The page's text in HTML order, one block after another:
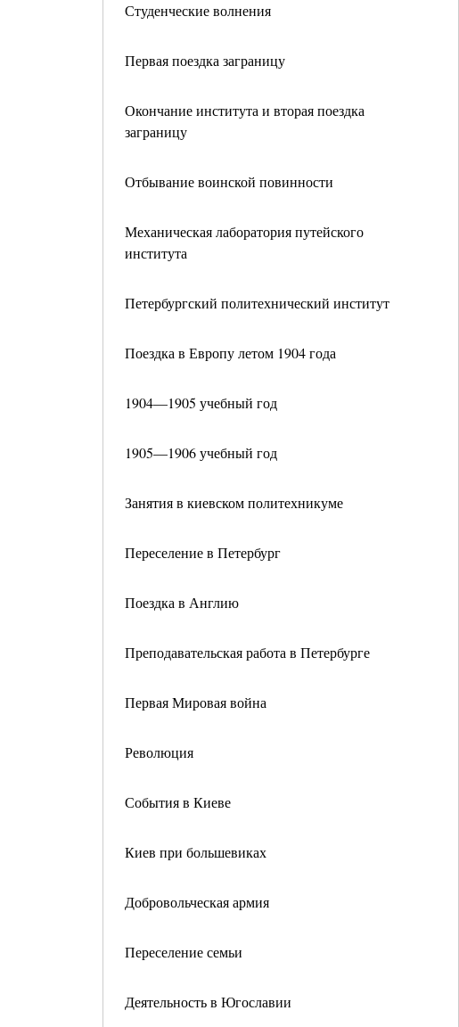
Студенческие волнения
Первая поездка заграницу
Окончание института и вторая поездка
заграницу
Отбывание воинской повинности
Механическая лаборатория путейского
института
Петербургский политехнический институт
Поездка в Европу летом 1904 года
1904—1905 учебный год
1905—1906 учебный год
Занятия в киевском политехникуме
Переселение в Петербург
Поездка в Англию
Преподавательская работа в Петербурге
Первая Мировая война
Революция
События в Киеве
Киев при большевиках
Добровольческая армия
Переселение семьи
Деятельность в Югославии